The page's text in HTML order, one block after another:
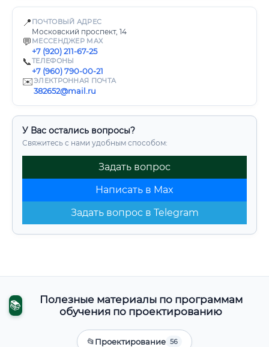
📍 ПОЧТОВЫЙ АДРЕС
Московский проспект, 14
💬 МЕССЕНДЖЕР MAX
+7 (920) 211-67-25
📞ТЕЛЕФОНЫ
+7 (960) 790-00-21
✉️ЭЛЕКТРОННАЯ ПОЧТА
382652@mail.ru
У Вас остались вопросы?
Свяжитесь с нами удобным способом:
Задать вопрос
Написать в Max
Задать вопрос в Telegram
📚
Полезные материалы по программам
обучения по проектированию
📂Проектирование 56